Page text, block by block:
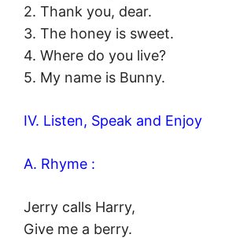
2. Thank you, dear.
3. The honey is sweet.
4. Where do you live?
5. My name is Bunny.
IV. Listen, Speak and Enjoy
A. Rhyme :
Jerry calls Harry,
Give me a berry.